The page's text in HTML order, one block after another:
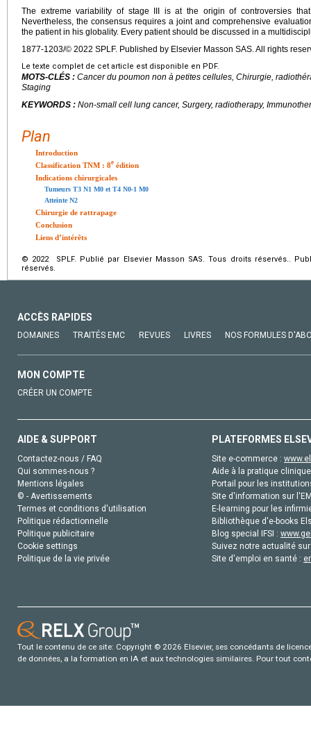
The extreme variability of stage III is at the origin of controversies
Nevertheless, the consensus requires a joint and comprehensive
the patient in his globality. Every patient should be discussed in a
1877-1203/© 2022 SPLF. Published by Elsevier Masson SAS. All rights
Le texte complet de cet article est disponible en PDF.
MOTS-CLÉS : Cancer du poumon non à petites cellules, Chirurgie,
Staging
KEYWORDS : Non-small cell lung cancer, Surgery, radiotherapy,
Plan
Introduction
Classification TNM : 8e édition
Indications chirurgicales
Tumeurs T3 N1 M0 et T4 N0-1 M0
Atteinte N2
Chirurgie de rattrapage
Conclusion
Liens d’intérêts
© 2022 SPLF. Publié par Elsevier Masson SAS. Tous droits réservés..
réservés.
ACCÈS RAPIDES
DOMAINES TRAITÉS EMC REVUES LIVRES NOS FORMULES
MON COMPTE
CRÉER UN COMPTE
AIDE & SUPPORT
Contactez-nous / FAQ
Qui sommes-nous ?
Mentions légales
© - Avertissements
Termes et conditions d'utilisation
Politique rédactionnelle
Politique publicitaire
Cookie settings
Politique de la vie privée
PLATEFORMES
Site e-commerce :
Aide à la pratique
Portail pour les
Site d'information sur
E-learning pour les
Bibliothèque d'e-books
Blog special IFSI :
Suivez notre actualité
Site d'emploi en santé :
Tout le contenu de ce site: Copyright © 2026 Elsevier, ses concédants de
de données, a la formation en IA et aux technologies similaires. Pour tout